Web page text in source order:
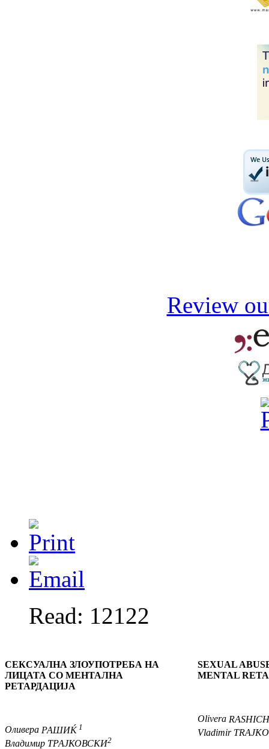
Review
Read: 12122
СЕКСУАЛНА ЗЛОУПОТРЕБА НА
ЛИЦАТА СО МЕНТАЛНА
РЕТАРДАЦИЈА
Оливера РАШИЌ1
Владимир ТРАЈКОВСКИ2
SEXUAL
MENTAL
Olivera
Vladimir